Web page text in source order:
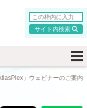
検索
」ウェビナーのご案内